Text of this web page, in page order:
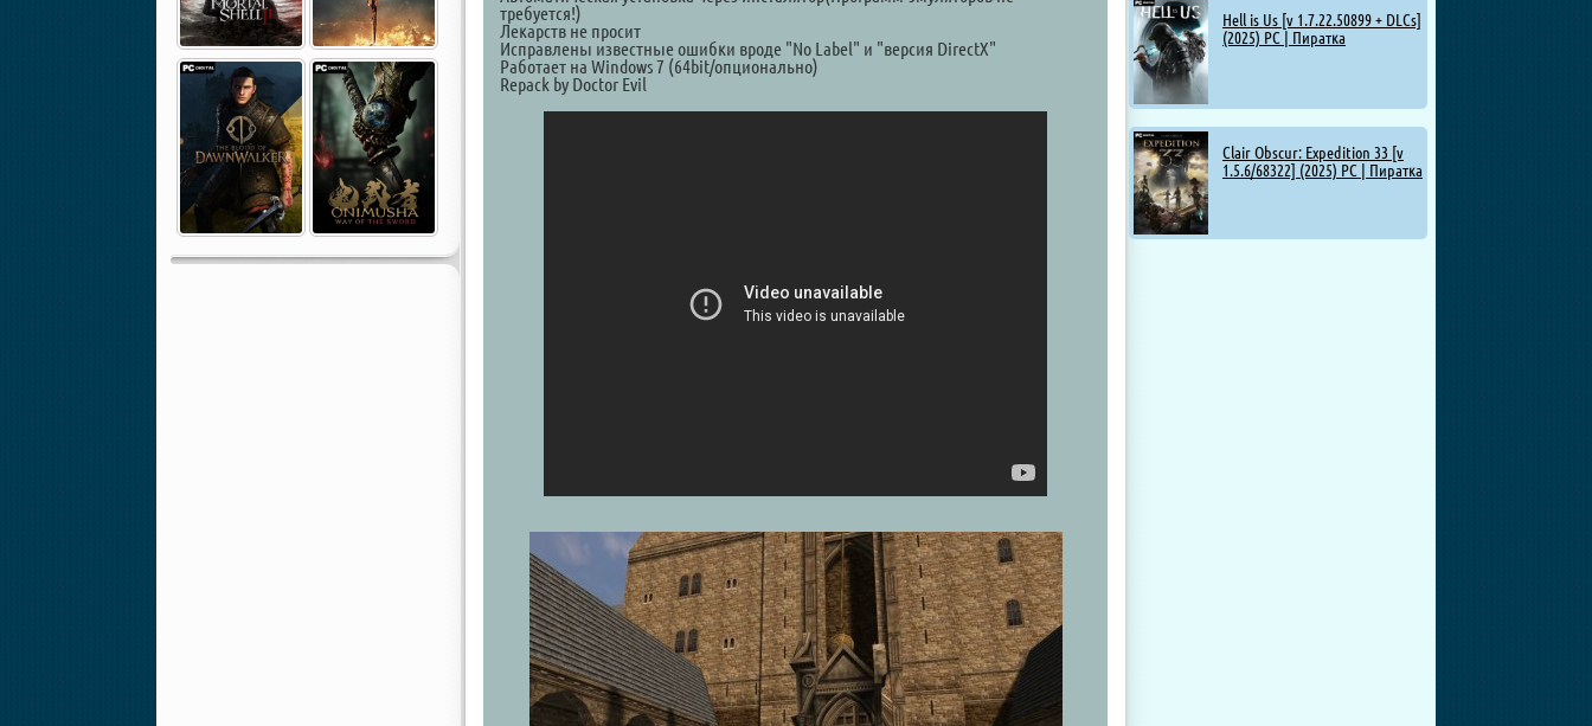
Hell is Us [v 1.7.22.50899 + DLCs]
(2025) PC | Пиратка
Clair Obscur: Expedition 33 [v
1.5.6/68322] (2025) PC | Пиратка
требуется!)
Лекарств не просит
Исправлены известные ошибки вроде "No Label" и "версия DirectX"
Работает на Windows 7 (64bit/опционально)
Repack by Doctor Evil